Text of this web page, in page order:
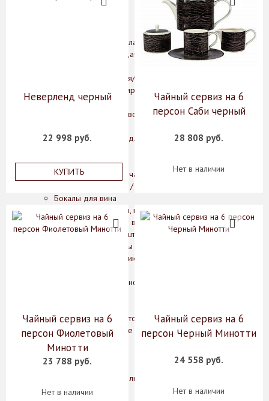
Чайники
Предметы сервировки стола
Аксессуары для подачи сыра
Вазочки для варенья/сахара
Керамическая сервировочная посуда
Менажницы и горки
Подносы и сервировочные блюда
Другие аксессуары для сервировки
Бокалы, графины, штофы
Армуды, чашки для чая
Бокалы для бренди / коньяка
Бокалы для вина
Бокалы для мартини, креманки
Бокалы, стаканы для воды / сока
Графины, кувшины, штофы
Подарочные наборы
Рюмки, стопки для ликера / водки
Фужеры для шампанского
Вазы для цветов
Декоративные вазы
Конфетницы
Фруктовницы
Декоративные изделия, фигурки животных
Зеркала
Неверленд черный
22 998 руб.
КУПИТЬ
Чайный сервиз на 6
персон Саби черный
28 808 руб.
Нет в наличии
Чайный сервиз на 6
персон Фиолетовый
Минотти
23 788 руб.
Нет в наличии
Чайный сервиз на 6
персон Черный Минотти
24 558 руб.
Нет в наличии